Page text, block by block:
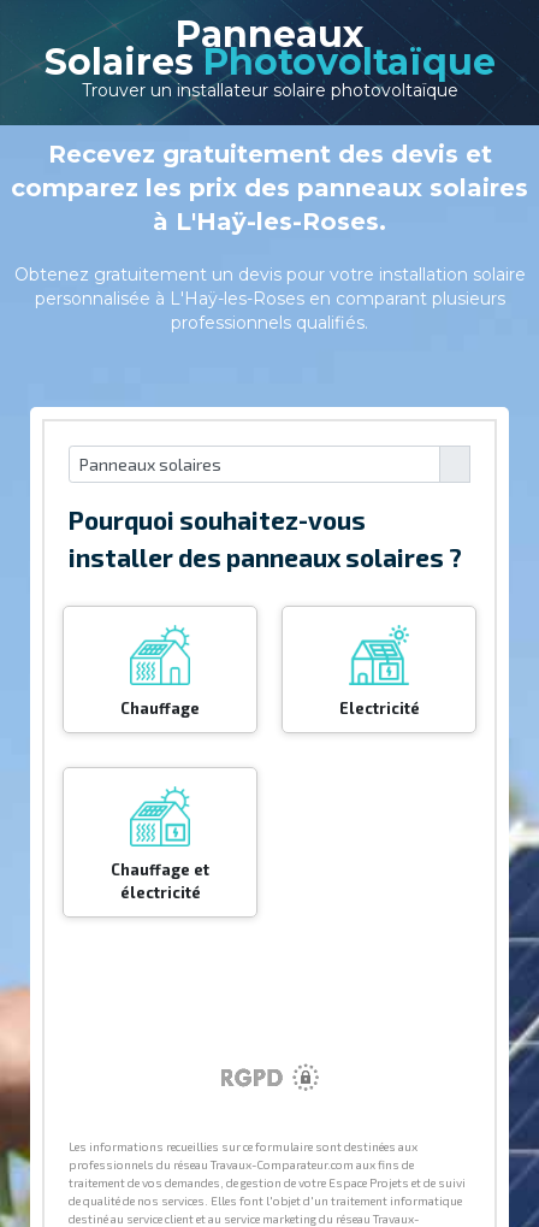
Panneaux
Solaires Photovoltaïque
Trouver un installateur solaire photovoltaïque
Recevez gratuitement des devis et
comparez les prix des panneaux solaires
à L'Haÿ-les-Roses.
Obtenez gratuitement un devis pour votre installation solaire
personnalisée à L'Haÿ-les-Roses en comparant plusieurs
professionnels qualifiés.